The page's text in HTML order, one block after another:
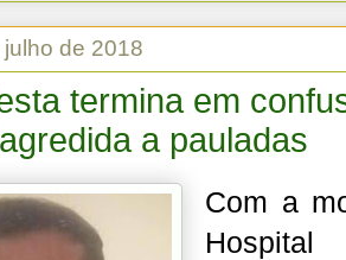
de 2018
termina em
a pauladas
Com a